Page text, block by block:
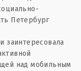
Петербург
заинтересовала
над мобильным